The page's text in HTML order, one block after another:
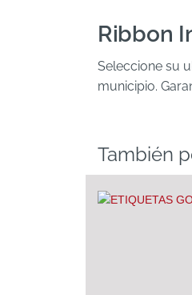
Ribbon
Seleccione su
municipio.
También